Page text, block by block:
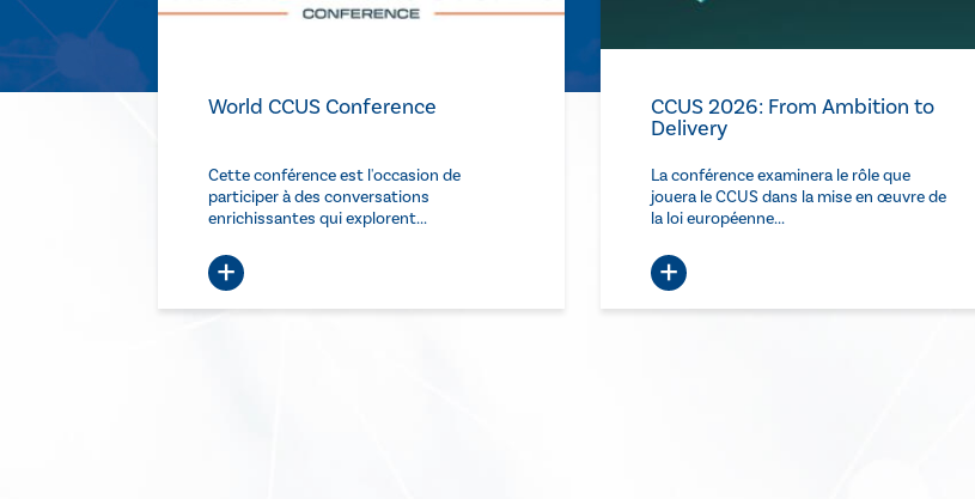
World CCUS Conference
Cette conférence est l'occasion de
participer à des conversations
enrichissantes qui explorent...
+
CCUS 2026: From Ambition to
Delivery
La conférence examinera le rôle que
jouera le CCUS dans la mise en œuvre de
la loi européenne...
+